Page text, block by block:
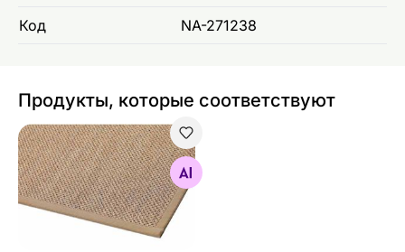
Код NA-271238
Продукты, которые соответствуют
Narma ковер из сизаля Dragon™
Найдите похожие